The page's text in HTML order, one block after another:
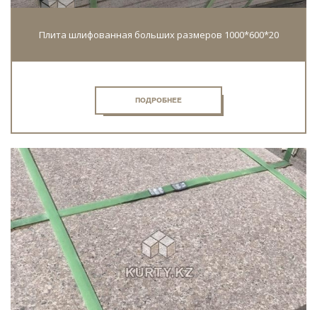
Плита шлифованная больших размеров 1000*600*20
ПОДРОБНЕЕ